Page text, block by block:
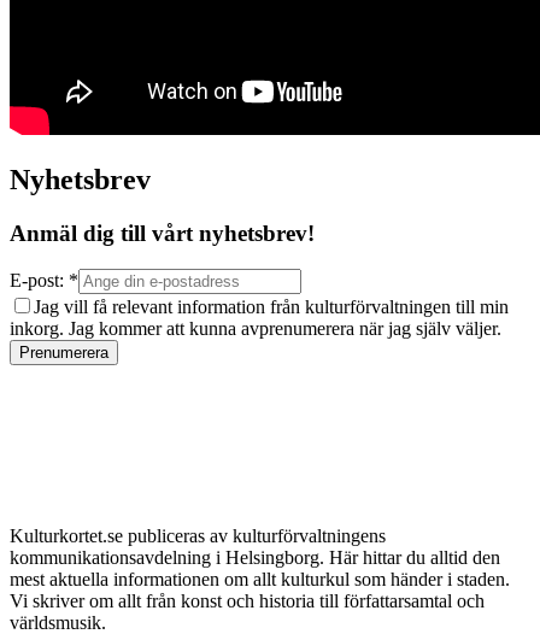
Nyhetsbrev
Anmäl dig till vårt nyhetsbrev!
E-post: *
Jag vill få relevant information från kulturförvaltningen till min
inkorg. Jag kommer att kunna avprenumerera när jag själv väljer.
Prenumerera
Kulturkortet.se publiceras av kulturförvaltningens
kommunikationsavdelning i Helsingborg. Här hittar du alltid den
mest aktuella informationen om allt kulturkul som händer i staden.
Vi skriver om allt från konst och historia till författarsamtal och
världsmusik.